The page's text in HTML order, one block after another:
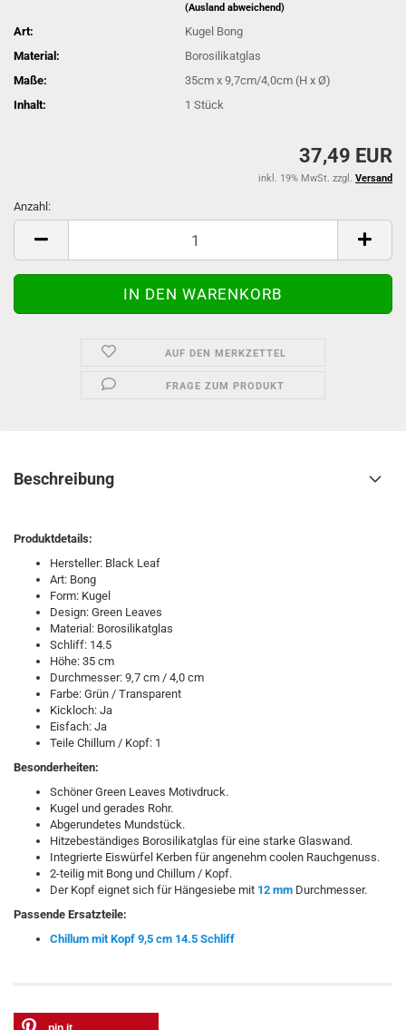
(Ausland abweichend)
Art:
Kugel Bong
Material:
Borosilikatglas
Maße:
35cm x 9,7cm/4,0cm (H x Ø)
Inhalt:
1 Stück
37,49 EUR
inkl. 19% MwSt. zzgl. Versand
Anzahl:
Anzahl
AUF DEN MERKZETTEL
FRAGE ZUM PRODUKT
Beschreibung
Produktdetails:
Hersteller: Black Leaf
Art: Bong
Form: Kugel
Design: Green Leaves
Material: Borosilikatglas
Schliff: 14.5
Höhe: 35 cm
Durchmesser: 9,7 cm / 4,0 cm
Farbe: Grün / Transparent
Kickloch: Ja
Eisfach: Ja
Teile Chillum / Kopf: 1
Besonderheiten:
Schöner Green Leaves Motivdruck.
Kugel und gerades Rohr.
Abgerundetes Mundstück.
Hitzebeständiges Borosilikatglas für eine starke Glaswand.
Integrierte Eiswürfel Kerben für angenehm coolen Rauchgenuss.
2-teilig mit Bong und Chillum / Kopf.
Der Kopf eignet sich für Hängesiebe mit 12 mm Durchmesser.
Passende Ersatzteile:
Chillum mit Kopf 9,5 cm 14.5 Schliff